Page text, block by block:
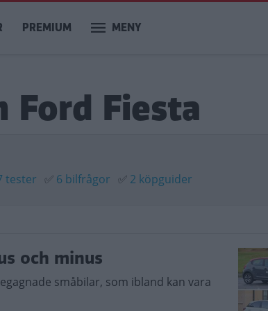
PREMIUM MENY
Ford Fiesta
tester ✅ 6 bilfrågor ✅ 2 köpguider
och minus
småbilar, som ibland kan vara